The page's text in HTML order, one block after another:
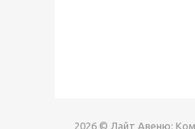
2026 © Лайт Авеню: